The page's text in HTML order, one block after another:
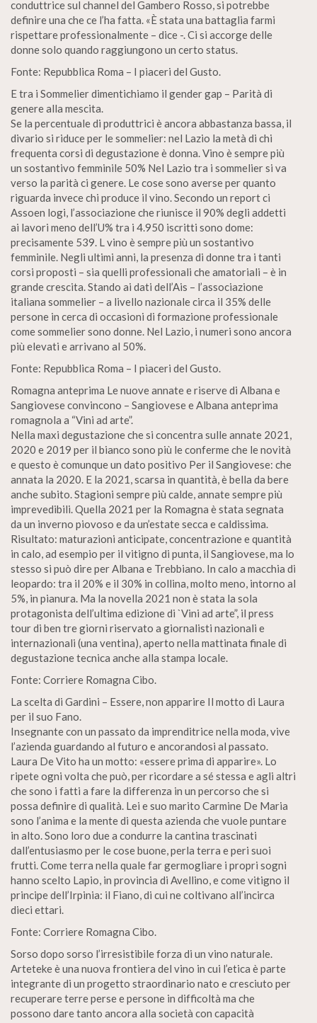
conduttrice sul channel del Gambero Rosso, si potrebbe
definire una che ce l’ha fatta. «È stata una battaglia farmi
rispettare professionalmente – dice -. Ci si accorge delle
donne solo quando raggiungono un certo status.
Fonte: Repubblica Roma – I piaceri del Gusto.
E tra i Sommelier dimentichiamo il gender gap – Parità di
genere alla mescita.
Se la percentuale di produttrici è ancora abbastanza bassa, il
divario si riduce per le sommelier: nel Lazio la metà di chi
frequenta corsi di degustazione è donna. Vino è sempre più
un sostantivo femminile 50% Nel Lazio tra i sommelier si va
verso la parità ci genere. Le cose sono averse per quanto
riguarda invece chi produce il vino. Secondo un report ci
Assoen logi, l’associazione che riunisce il 90% degli addetti
ai lavori meno dell’U% tra i 4.950 iscritti sono dome:
precisamente 539. L vino è sempre più un sostantivo
femminile. Negli ultimi anni, la presenza di donne tra i tanti
corsi proposti – sia quelli professionali che amatoriali – è in
grande crescita. Stando ai dati dell’Ais – l’associazione
italiana sommelier – a livello nazionale circa il 35% delle
persone in cerca di occasioni di formazione professionale
come sommelier sono donne. Nel Lazio, i numeri sono ancora
più elevati e arrivano al 50%.
Fonte: Repubblica Roma – I piaceri del Gusto.
Romagna anteprima Le nuove annate e riserve di Albana e
Sangiovese convincono – Sangiovese e Albana anteprima
romagnola a “Vini ad arte”.
Nella maxi degustazione che si concentra sulle annate 2021,
2020 e 2019 per il bianco sono più le conferme che le novità
e questo è comunque un dato positivo Per il Sangiovese: che
annata la 2020. E la 2021, scarsa in quantità, è bella da bere
anche subito. Stagioni sempre più calde, annate sempre più
imprevedibili. Quella 2021 per la Romagna è stata segnata
da un inverno piovoso e da un’estate secca e caldissima.
Risultato: maturazioni anticipate, concentrazione e quantità
in calo, ad esempio per il vitigno di punta, il Sangiovese, ma lo
stesso si può dire per Albana e Trebbiano. In calo a macchia di
leopardo: tra il 20% e il 30% in collina, molto meno, intorno al
5%, in pianura. Ma la novella 2021 non è stata la sola
protagonista dell’ultima edizione di `Vini ad arte”, il press
tour di ben tre giorni riservato a giornalisti nazionali e
internazionali (una ventina), aperto nella mattinata finale di
degustazione tecnica anche alla stampa locale.
Fonte: Corriere Romagna Cibo.
La scelta di Gardini – Essere, non apparire Il motto di Laura
per il suo Fano.
Insegnante con un passato da imprenditrice nella moda, vive
l’azienda guardando al futuro e ancorandosi al passato.
Laura De Vito ha un motto: «essere prima di apparire». Lo
ripete ogni volta che può, per ricordare a sé stessa e agli altri
che sono i fatti a fare la differenza in un percorso che si
possa definire di qualità. Lei e suo marito Carmine De Maria
sono l’anima e la mente di questa azienda che vuole puntare
in alto. Sono loro due a condurre la cantina trascinati
dall’entusiasmo per le cose buone, perla terra e peri suoi
frutti. Come terra nella quale far germogliare i propri sogni
hanno scelto Lapio, in provincia di Avellino, e come vitigno il
principe dell’Irpinia: il Fiano, di cui ne coltivano all’incirca
dieci ettari.
Fonte: Corriere Romagna Cibo.
Sorso dopo sorso l’irresistibile forza di un vino naturale.
Arteteke è una nuova frontiera del vino in cui l’etica è parte
integrante di un progetto straordinario nato e cresciuto per
recuperare terre perse e persone in difficoltà ma che
possono dare tanto ancora alla società con capacità